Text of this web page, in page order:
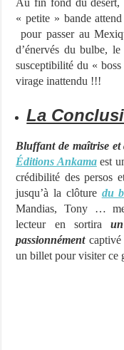
Au fin fond du désert,
« petite » bande
pour passer au
d’énervés du bulbe,
susceptibilité du «
virage inattendu !!!
La
Bluffant de maîtrise et
Éditions Ankamaest
crédibilité des persos
jusqu’à la clôture du
Mandias, Tony …
lecteur en sortira
passionnément
un billet pour visiter ce